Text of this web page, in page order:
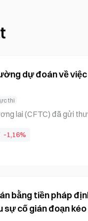
dự đoán về
thi
lai (CFTC) đã gửi
hôm thứ Sáu. Theo một
đơn vị được quản lý
-1,16%
bằng tiền pháp
sự cố gián đoạn